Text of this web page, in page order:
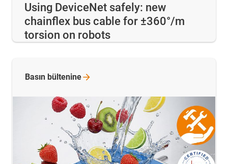
Using DeviceNet safely: new
chainflex bus cable for ±360°/m
torsion on robots
Basın bültenine